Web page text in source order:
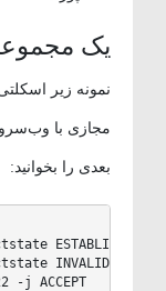
یک
نمونه زیر
بعدی را بخوانید:
INVALID -j
j ACCEPT